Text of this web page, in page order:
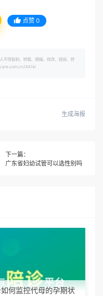
点赞 0
不得复制、转载、摘编、修改、链接、转
4414/
生成海报
下一篇：
广东省妇幼试管可以选性别吗
何监控代母的孕期状